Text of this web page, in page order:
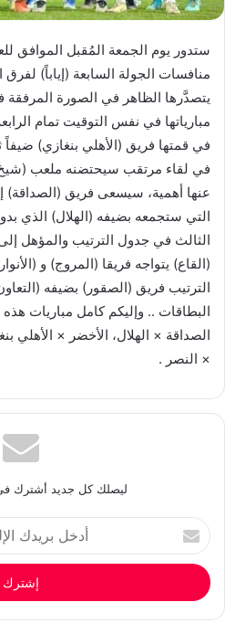
ستدور يوم الجمعة المُقبل الموافق
منافسات الجولة السابعة (إياباً)
يتصدَّرها الظاهر في الصورة المرفقة
مبارياتها في نفس التوقيت تمام
في قمتها فريق (الأهلي بنغازي) ضيفاً
في لقاء مرتقب سيحتضنه ملعب (شيخ
عنها أهمية، سيسعى فريق (الصداقة)
التي ستجمعه بضيفه (الهلال) الذي
الثالث في جدول الترتيب والمؤهل
(القاع) يتواجه فريقا (المروج) و
الترتيب فريق (الصقور) بضيفه
البطاقات .. وإليكم كامل مباريات
الصداقة × الهلال، الأخضر × الأهلي
× النصر .
ليصلك كل جديد أشترك في
أدخل
بريدك
الإلكتروني